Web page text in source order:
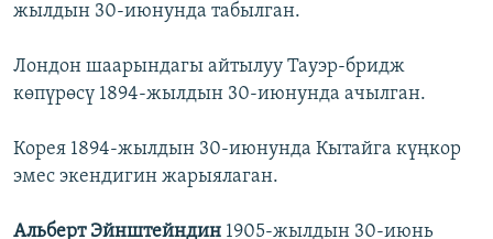
жылдын 30-июнунда табылган.
Лондон шаарындагы айтылуу Тауэр-бридж
көпүрөсү 1894-жылдын 30-июнунда ачылган.
Корея 1894-жылдын 30-июнунда Кытайга күңкор
эмес экендигин жарыялаган.
Альберт Эйнштейндин 1905-жылдын 30-июнь